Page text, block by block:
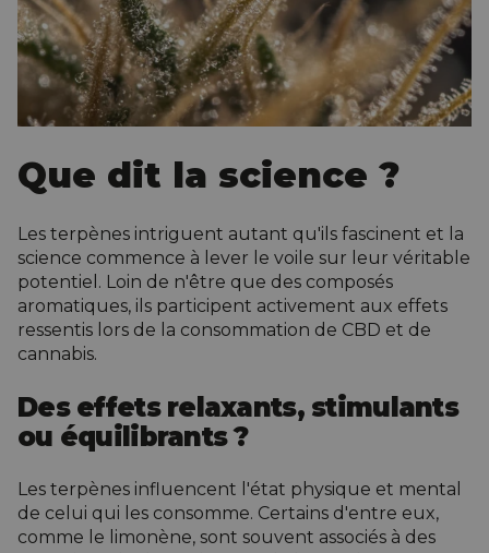
Que dit la science ?
Les terpènes intriguent autant qu'ils fascinent et la
science commence à lever le voile sur leur véritable
potentiel. Loin de n'être que des composés
aromatiques, ils participent activement aux effets
ressentis lors de la consommation de CBD et de
cannabis.
Des effets relaxants, stimulants
ou équilibrants ?
Les terpènes influencent l'état physique et mental
de celui qui les consomme. Certains d'entre eux,
comme le limonène, sont souvent associés à des